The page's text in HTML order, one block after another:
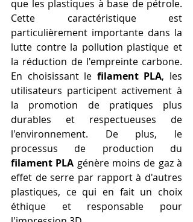
que les plastiques à base de pétrole.
Cette caractéristique est
particulièrement importante dans la
lutte contre la pollution plastique et
la réduction de l'empreinte carbone.
En choisissant le filament PLA, les
utilisateurs participent activement à
la promotion de pratiques plus
durables et respectueuses de
l'environnement. De plus, le
filament PLA génère moins de gaz à
effet de serre par rapport à d'autres
plastiques, ce qui en fait un choix
éthique et responsable pour